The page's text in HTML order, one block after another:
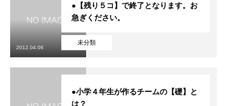
未分類
●【残り５コ】で終了となります。お
急ぎください。
2012.04.06
●小学４年生が作るチームの【礎】と
は？